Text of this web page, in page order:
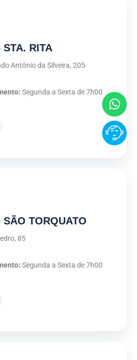
STA. RITA
Antônio da Silveira, 205
Segunda a Sexta de 7h00
TORQUATO
85
Segunda a Sexta de 7h00